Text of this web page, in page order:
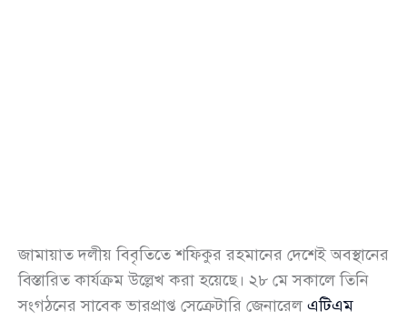
জামায়াত দলীয় বিবৃতিতে শফিকুর রহমানের দেশেই অবস্থানের
বিস্তারিত কার্যক্রম উল্লেখ করা হয়েছে। ২৮ মে সকালে তিনি
সংগঠনের সাবেক ভারপ্রাপ্ত সেক্রেটারি জেনারেল এটিএম